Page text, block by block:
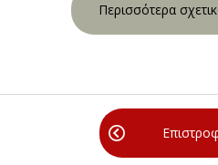
Περισσότερα